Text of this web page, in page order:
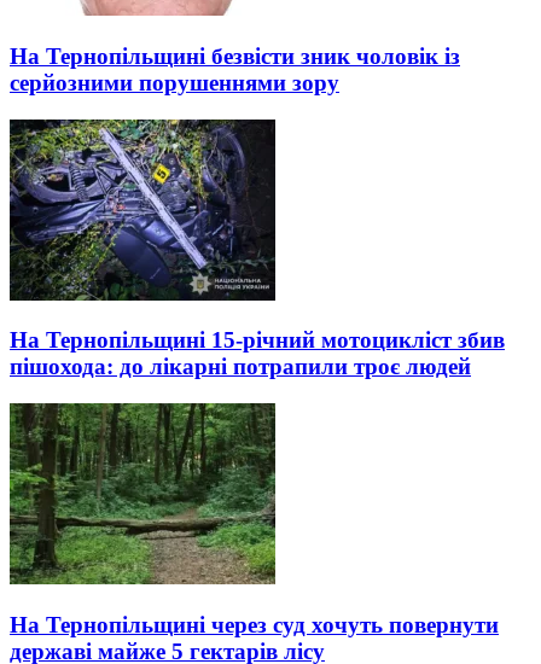
На Тернопільщині безвісти зник чоловік із
серйозними порушеннями зору
На Тернопільщині 15-річний мотоцикліст збив
пішохода: до лікарні потрапили троє людей
На Тернопільщині через суд хочуть повернути
державі майже 5 гектарів лісу